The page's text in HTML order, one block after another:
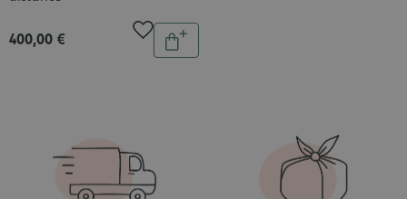
400,00 € Quantité
Ajouter